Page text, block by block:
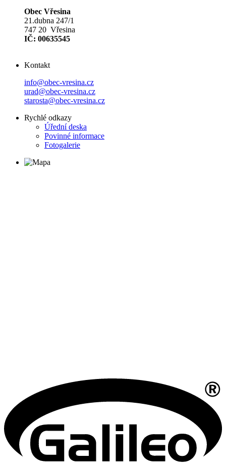
Obec Vřesina
21.dubna 247/1
747 20 Vřesina
IČ: 00635545
Kontakt
info@obec-vresina.cz
urad@obec-vresina.cz
starosta@obec-vresina.cz
Rychlé odkazy
Úřední deska
Povinné informace
Fotogalerie